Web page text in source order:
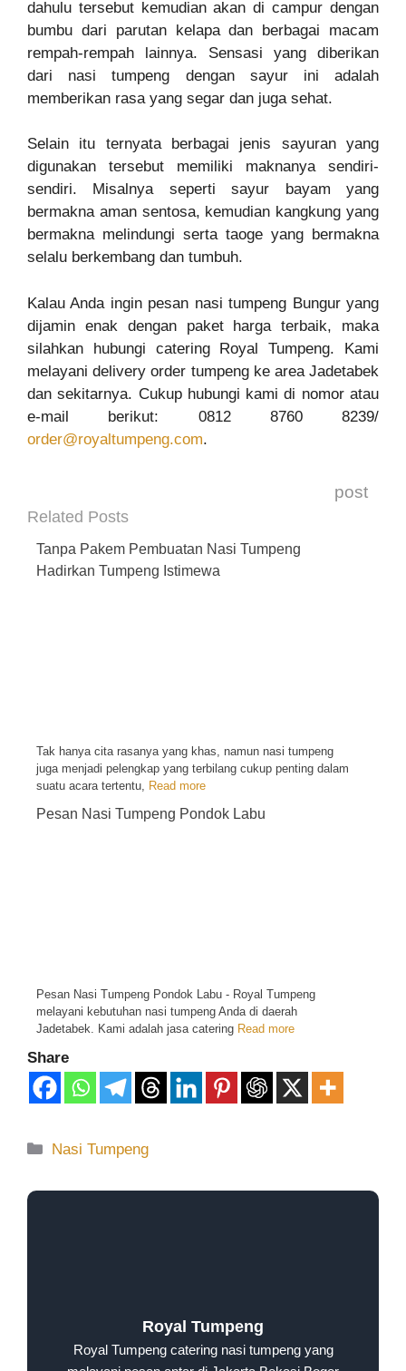
dahulu tersebut kemudian akan di campur dengan
bumbu dari parutan kelapa dan berbagai macam
rempah-rempah lainnya. Sensasi yang diberikan
dari nasi tumpeng dengan sayur ini adalah
memberikan rasa yang segar dan juga sehat.
Selain itu ternyata berbagai jenis sayuran yang
digunakan tersebut memiliki maknanya sendiri-
sendiri. Misalnya seperti sayur bayam yang
bermakna aman sentosa, kemudian kangkung yang
bermakna melindungi serta taoge yang bermakna
selalu berkembang dan tumbuh.
Kalau Anda ingin pesan nasi tumpeng Bungur yang
dijamin enak dengan paket harga terbaik, maka
silahkan hubungi catering Royal Tumpeng. Kami
melayani delivery order tumpeng ke area Jadetabek
dan sekitarnya. Cukup hubungi kami di nomor atau
e-mail berikut: 0812 8760 8239/
order@royaltumpeng.com.
post
Related Posts
Tanpa Pakem Pembuatan Nasi Tumpeng
Hadirkan Tumpeng Istimewa
Tak hanya cita rasanya yang khas, namun nasi tumpeng
juga menjadi pelengkap yang terbilang cukup penting dalam
suatu acara tertentu,
Read more
Pesan Nasi Tumpeng Pondok Labu
Pesan Nasi Tumpeng Pondok Labu - Royal Tumpeng
melayani kebutuhan nasi tumpeng Anda di daerah
Jadetabek. Kami adalah jasa catering Read more
Share
Nasi Tumpeng
Royal Tumpeng
Royal Tumpeng catering nasi tumpeng yang